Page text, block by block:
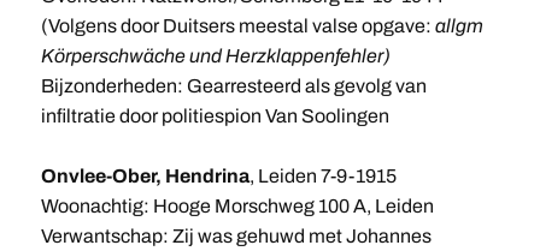
(Volgens door Duitsers meestal valse opgave: allgm
Körperschwäche und Herzklappenfehler)
Bijzonderheden: Gearresteerd als gevolg van
infiltratie door politiespion Van Soolingen
Onvlee-Ober, Hendrina, Leiden 7-9-1915
Woonachtig: Hooge Morschweg 100 A, Leiden
Verwantschap: Zij was gehuwd met Johannes